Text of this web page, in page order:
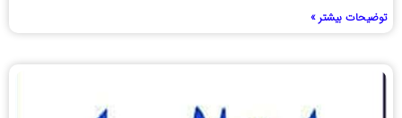
توضیحات بیشتر »